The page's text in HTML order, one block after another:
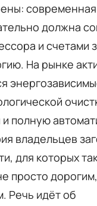
современная
должна
и счетами
На рынке
и полную
владельцев
для которых
просто
Речь идёт об